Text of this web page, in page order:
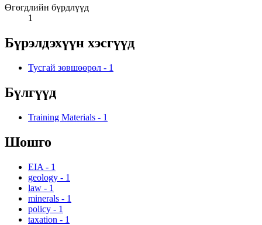
Өгөгдлийн бүрдлүүд
1
Бүрэлдэхүүн хэсгүүд
Тусгай зөвшөөрөл - 1
Бүлгүүд
Training Materials - 1
Шошго
EIA - 1
geology - 1
law - 1
minerals - 1
policy - 1
taxation - 1